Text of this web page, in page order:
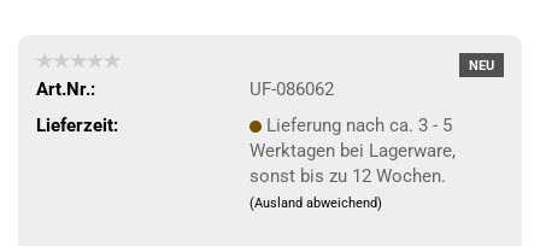
NEU
Art.Nr.:
UF-086062
Lieferzeit:
Lieferung nach ca. 3 - 5
Werktagen bei Lagerware,
sonst bis zu 12 Wochen.
(Ausland abweichend)